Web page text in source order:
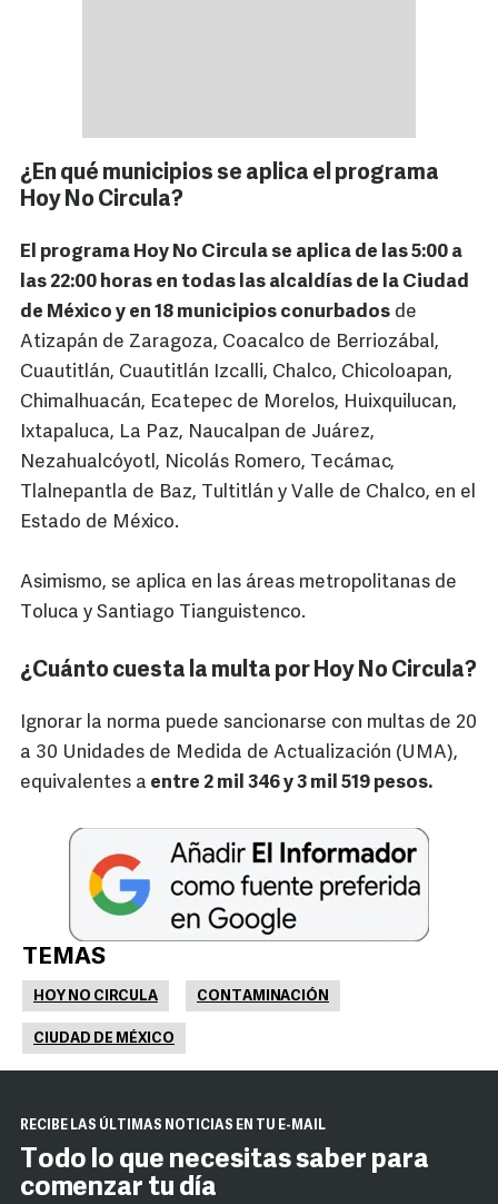
¿En qué municipios se aplica el programa
Hoy No Circula?
El programa Hoy No Circula se aplica de las 5:00 a
las 22:00 horas en todas las alcaldías de la Ciudad
de México y en 18 municipios conurbados de
Atizapán de Zaragoza, Coacalco de Berriozábal,
Cuautitlán, Cuautitlán Izcalli, Chalco, Chicoloapan,
Chimalhuacán, Ecatepec de Morelos, Huixquilucan,
Ixtapaluca, La Paz, Naucalpan de Juárez,
Nezahualcóyotl, Nicolás Romero, Tecámac,
Tlalnepantla de Baz, Tultitlán y Valle de Chalco, en el
Estado de México.
Asimismo, se aplica en las áreas metropolitanas de
Toluca y Santiago Tianguistenco.
¿Cuánto cuesta la multa por Hoy No Circula?
Ignorar la norma puede sancionarse con multas de 20
a 30 Unidades de Medida de Actualización (UMA),
equivalentes a entre 2 mil 346 y 3 mil 519 pesos.
TEMAS
HOY NO CIRCULA CONTAMINACIÓN
CIUDAD DE MÉXICO
RECIBE LAS ÚLTIMAS NOTICIAS EN TU E-MAIL
Todo lo que necesitas saber para
comenzar tu día